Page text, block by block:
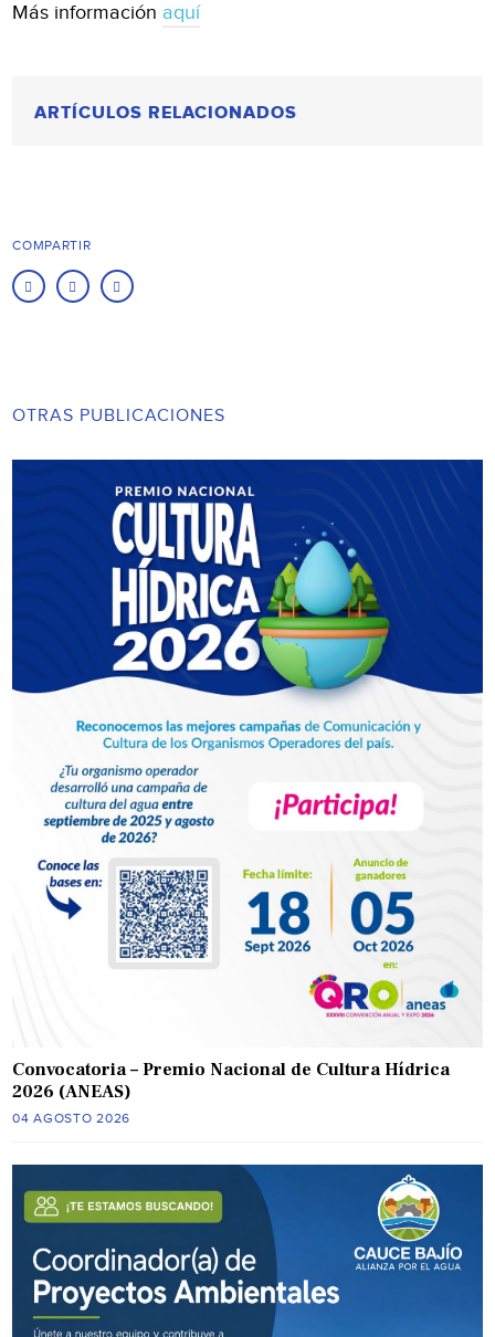
Más información aquí
ARTÍCULOS RELACIONADOS
COMPARTIR
OTRAS PUBLICACIONES
Convocatoria – Premio Nacional de Cultura Hídrica
2026 (ANEAS)
04 AGOSTO 2026